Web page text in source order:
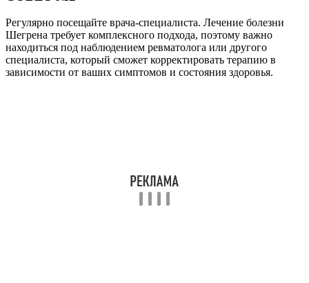
Регулярно посещайте врача-специалиста. Лечение болезни
Шегрена требует комплексного подхода, поэтому важно
находиться под наблюдением ревматолога или другого
специалиста, который сможет корректировать терапию в
зависимости от ваших симптомов и состояния здоровья.